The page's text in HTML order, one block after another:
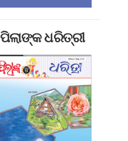
ପିଲାଙ୍କ ଧରିତ୍ରୀ